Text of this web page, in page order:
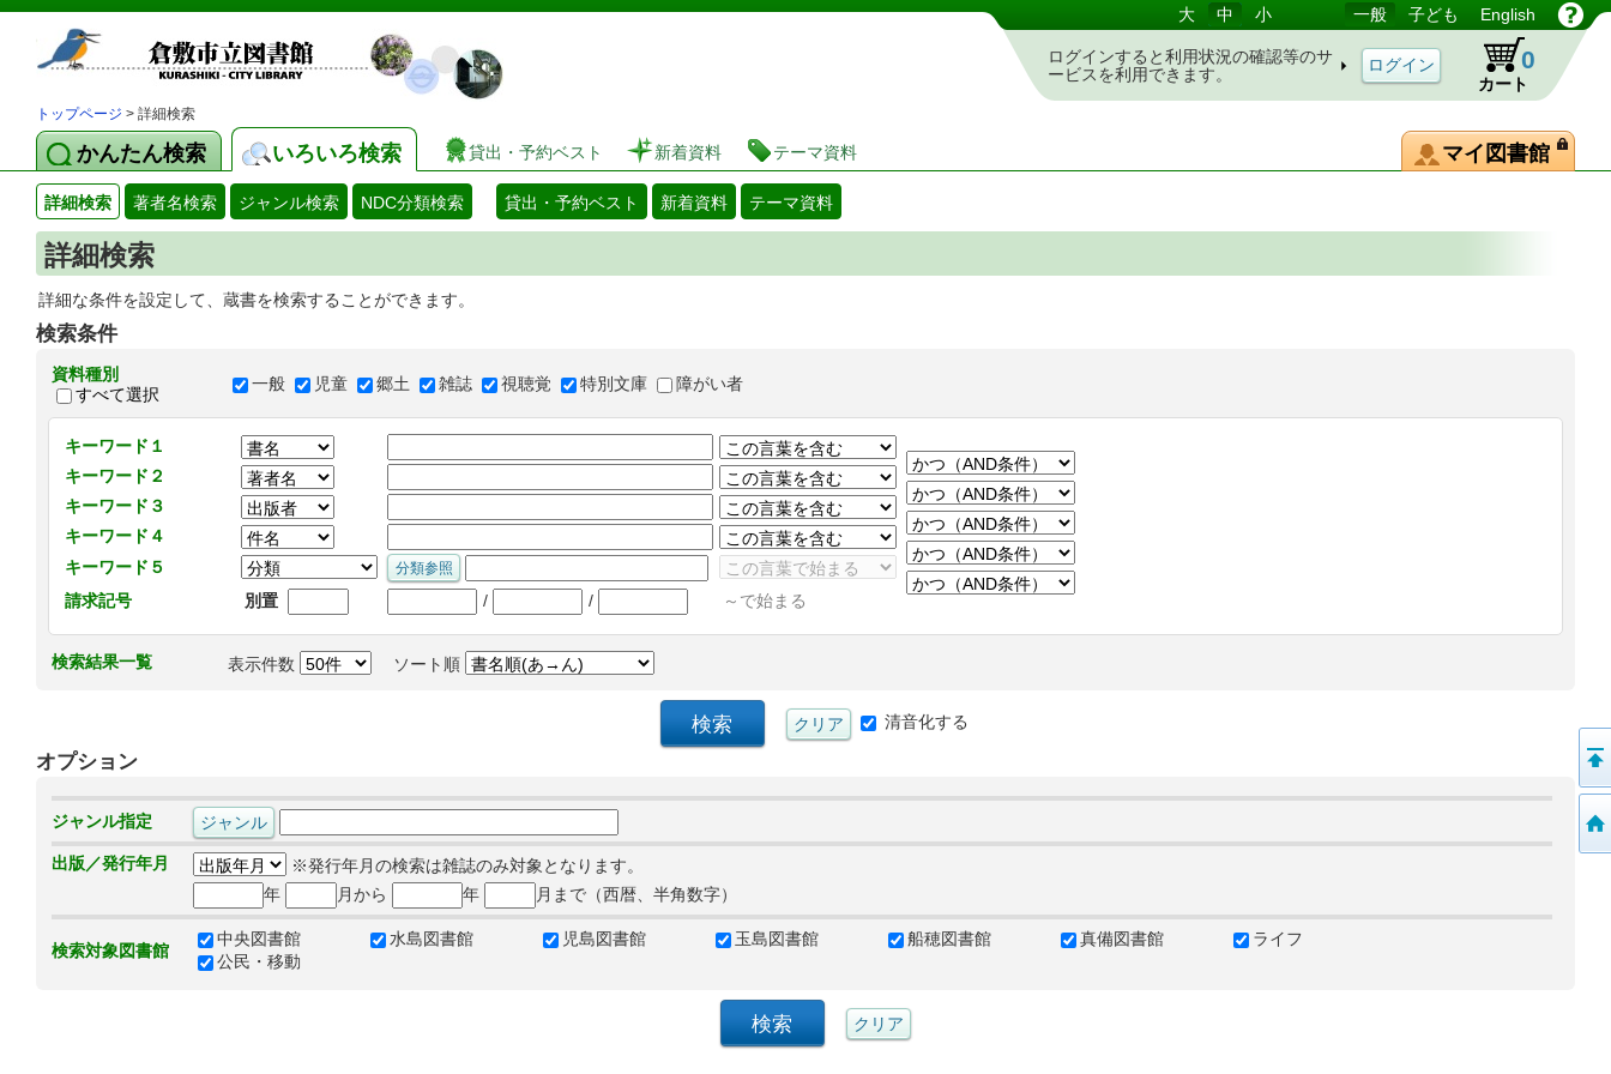
図書館 蔵書検索・予約システム 大 中 小 一般 子ども English
ログインすると利用状況の確認等のサ
ービスを利用できます。
カート
0
トップページ > 詳細検索
かんたん検索 いろいろ検索 貸出・予約ベスト 新着資料 テーマ資料 マイ図書館
詳細検索 著者名検索 ジャンル検索 NDC分類検索 貸出・予約ベスト 新着資料 テーマ資料
詳細検索
詳細な条件を設定して、蔵書を検索することができます。
検索条件
資料種別
すべて選択
一般 児童 郷土 雑誌 視聴覚 特別文庫 障がい者
キーワード１
キーワード２
キーワード３
キーワード４
キーワード５
請求記号
別置 / / ～で始まる
検索結果一覧 表示件数 ソート順
清音化する
オプション
ジャンル指定
出版／発行年月
※発行年月の検索は雑誌のみ対象となります。
年
月から 年 月まで（西暦、半角数字）
検索対象図書館
中央図書館 水島図書館 児島図書館 玉島図書館 船穂図書館 真備図書館
ライフ
公民・移動